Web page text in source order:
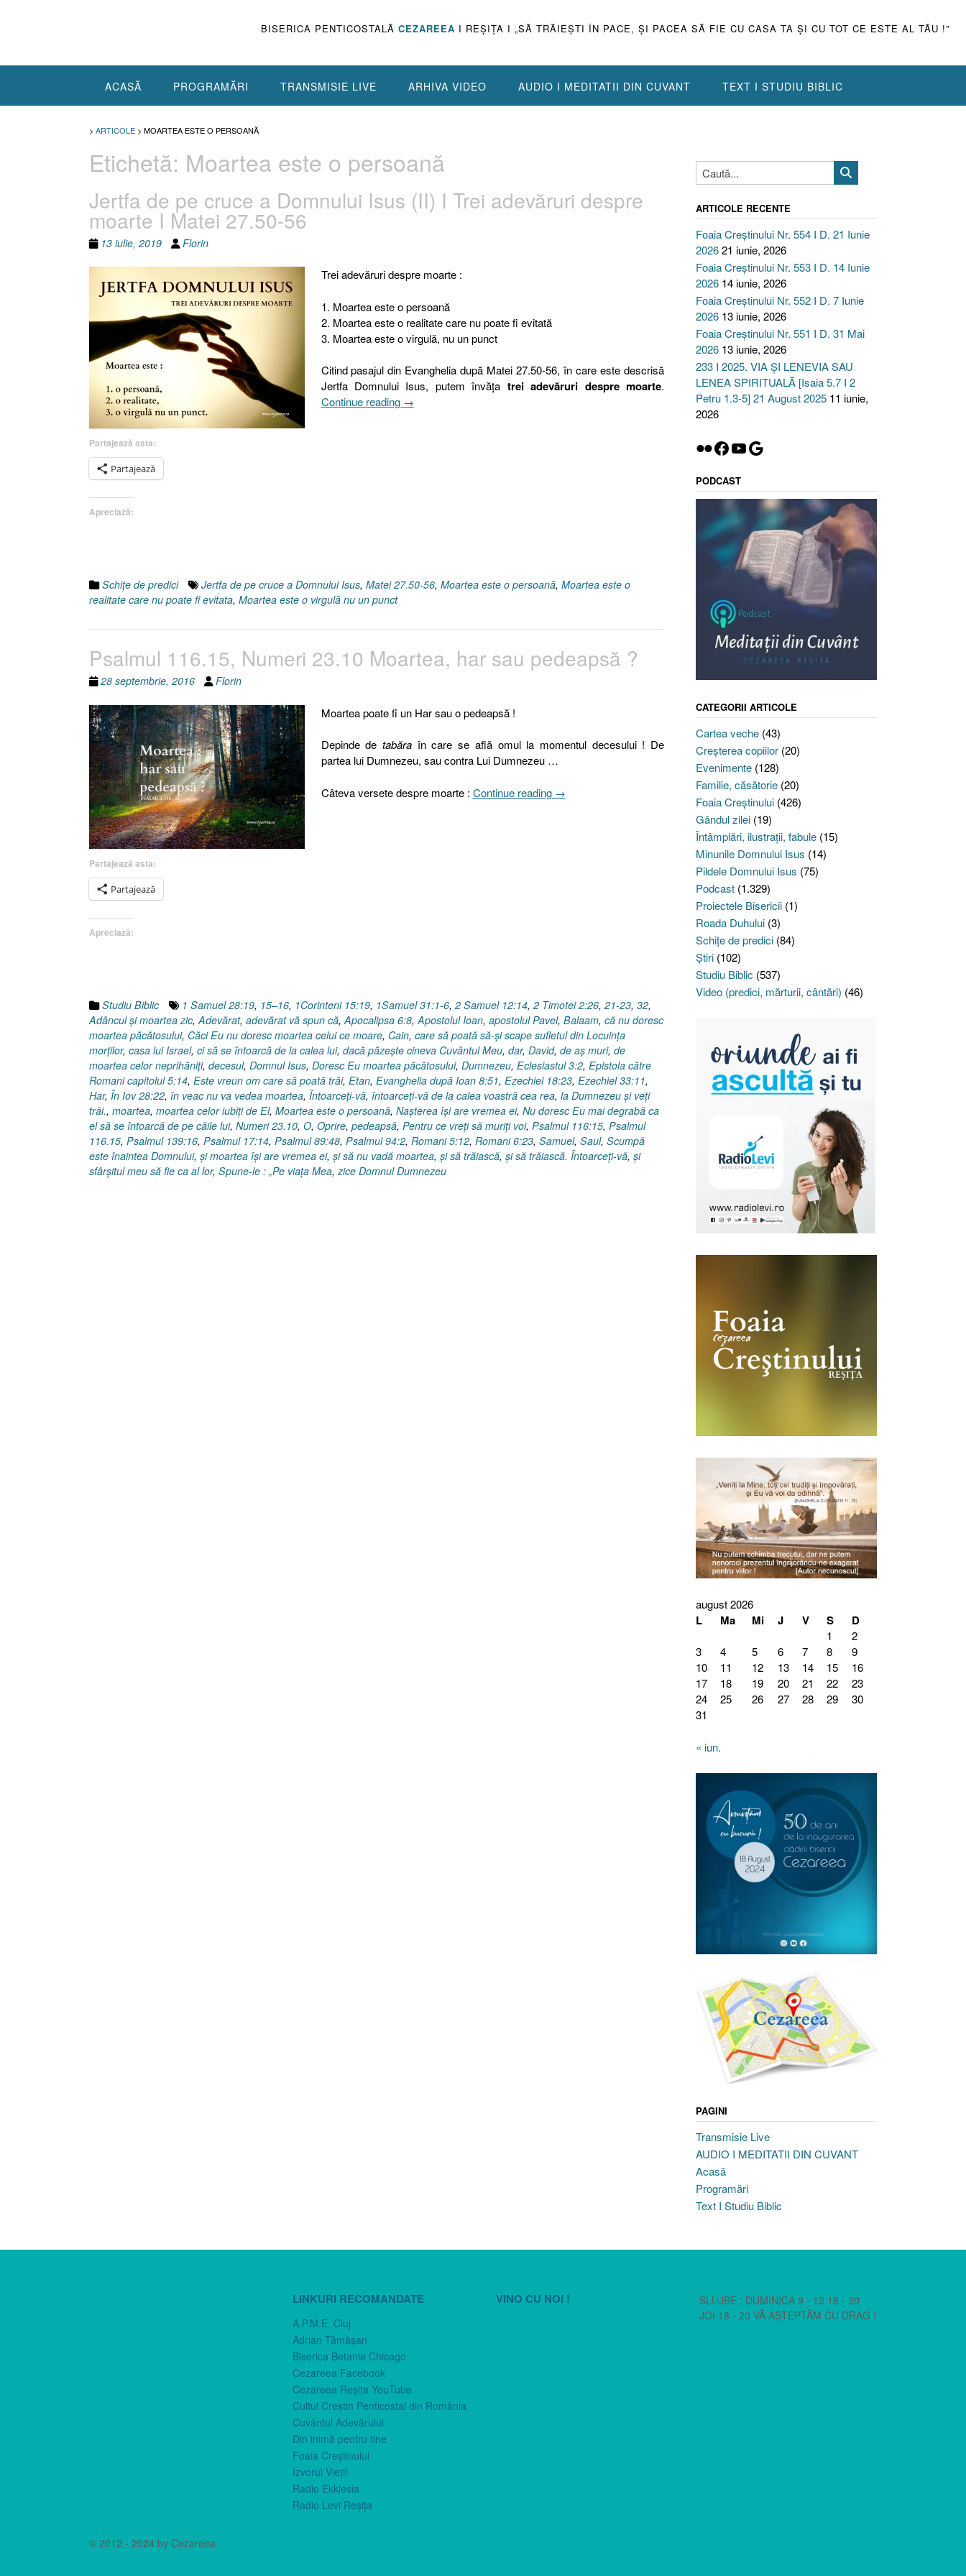
BISERICA PENTICOSTALĂ CEZAREEA I REŞIŢA I „SĂ TRĂIEŞTI ÎN PACE, ŞI PACEA SĂ FIE CU CASA TA ŞI CU TOT CE ESTE AL TĂU !”
ACASĂ PROGRAMĂRI TRANSMISIE LIVE ARHIVA VIDEO AUDIO I MEDITATII DIN CUVANT TEXT I STUDIU BIBLIC
> ARTICOLE > MOARTEA ESTE O PERSOANĂ
Etichetă: Moartea este o persoană
Jertfa de pe cruce a Domnului Isus (II) I Trei adevăruri despre
moarte I Matei 27.50-56
13 iulie, 2019 Florin
Trei adevăruri despre moarte :
1. Moartea este o persoană
2. Moartea este o realitate care nu poate fi evitată
3. Moartea este o virgulă, nu un punct
Citind pasajul din Evanghelia după Matei 27.50-56, în care este descrisă
Jertfa Domnului Isus, putem învăţa trei adevăruri despre moarte.
Continue reading „Jertfa
moarte
56”
→
Partajează asta:
Partajează
Apreciază:
Schiţe de predici Jertfa de pe cruce a Domnului Isus, Matei 27.50-56, Moartea este o persoană, Moartea este o
realitate care nu poate fi evitata, Moartea este o virgulă nu un punct
Psalmul 116.15, Numeri 23.10 Moartea, har sau pedeapsă ?
28 septembrie, 2016 Florin
Moartea poate fi un Har sau o pedeapsă !
Depinde de tabăraîn care se află omul la momentul decesului ! De
partea lui Dumnezeu, sau contra Lui Dumnezeu …
Câteva versete despre moarte : Continue reading „Psalmul
→
Partajează asta:
Partajează
Apreciază:
Studiu Biblic 1 Samuel 28:19, 15–16, 1Corinteni 15:19, 1Samuel 31:1-6, 2 Samuel 12:14, 2 Timotei 2:26, 21-23, 32,
Adâncul şi moartea zic, Adevărat, adevărat vă spun că, Apocalipsa 6:8, Apostolul Ioan, apostolul Pavel, Balaam, că nu doresc
moartea păcătosului, Căci Eu nu doresc moartea celui ce moare, Cain, care să poată să-şi scape sufletul din Locuinţa
morţilor, casa lui Israel, ci să se întoarcă de la calea lui, dacă păzeşte cineva Cuvântul Meu, dar, David, de aş muri, de
moartea celor neprihăniţi, decesul, Domnul Isus, Doresc Eu moartea păcătosului, Dumnezeu, Eclesiastul 3:2, Epistola către
Romani capitolul 5:14, Este vreun om care să poată trăi, Etan, Evanghelia după Ioan 8:51, Ezechiel 18:23, Ezechiel 33:11,
Har, În Iov 28:22, în veac nu va vedea moartea, Întoarceţi-vă, întoarceţi-vă de la calea voastră cea rea, la Dumnezeu şi veţi
trăi., moartea, moartea celor iubiţi de El, Moartea este o persoană, Naşterea îşi are vremea ei, Nu doresc Eu mai degrabă ca
el să se întoarcă de pe căile lui, Numeri 23.10, O, Oprire, pedeapsă, Pentru ce vreţi să muriţi voi, Psalmul 116:15, Psalmul
116.15, Psalmul 139:16, Psalmul 17:14, Psalmul 89:48, Psalmul 94:2, Romani 5:12, Romani 6:23, Samuel, Saul, Scumpă
este înaintea Domnului, şi moartea îşi are vremea ei, şi să nu vadă moartea, şi să trăiască, şi să trăiască. Întoarceţi-vă, şi
sfârşitul meu să fie ca al lor, Spune-le : „Pe viaţa Mea, zice Domnul Dumnezeu
ARTICOLE RECENTE
Foaia Creștinului Nr. 554 I D. 21 Iunie
202621 iunie, 2026
Foaia Creștinului Nr. 553 I D. 14 Iunie
2026 14 iunie, 2026
Foaia Creștinului Nr. 552 I D. 7 Iunie
2026 13 iunie, 2026
Foaia Creștinului Nr. 551 I D. 31 Mai
2026 13 iunie, 2026
233 I 2025. VIA ȘI LENEVIA SAU
LENEA SPIRITUALĂ [Isaia 5.7 I 2
Petru 1.3-5] 21 August 2025 11 iunie,
2026
Flickr
Facebook
YouTube
Google
PODCAST
CATEGORII ARTICOLE
Cartea veche(43)
Creşterea copiilor(20)
Evenimente(128)
Familie, căsătorie(20)
Foaia Creştinului(426)
Gândul zilei(19)
Întâmplări, ilustraţii, fabule(15)
Minunile Domnului Isus (14)
Pildele Domnului Isus (75)
Podcast(1.329)
Proiectele Bisericii(1)
Roada Duhului(3)
Schiţe de predici(84)
Ştiri(102)
Studiu Biblic (537)
Video (predici, mărturii, cântări) (46)
august 2026
L Ma Mi J V S D
1
2
3
4 5 6 7 8
9
10
11 12 13 14 15
16
17
18 19 20 21 22
23
24
25 26 27 28 29
30
31
« iun.
PAGINI
Transmisie Live
AUDIO I MEDITATII DIN CUVANT
Acasă
Programări
Text I Studiu Biblic
LINKURI RECOMANDATE
A.P.M.E. Cluj
Adrian Tămăşan
Biserica Betania Chicago
Cezareea Facebook
Cezareea Reşiţa YouTube
Cultul Creştin Penticostal din România
Cuvântul Adevărului
Din inimă pentru tine
Foaia Creştinului
Izvorul Vieţii
Radio Ekklesia
Radio Levi Reşiţa
VINO CU NOI !
SLUJBE : DUMINICA 9 - 12 18 - 20
JOI 18 - 20 VĂ AȘTEPTĂM CU DRAG !
© 2012 - 2024 by Cezareea